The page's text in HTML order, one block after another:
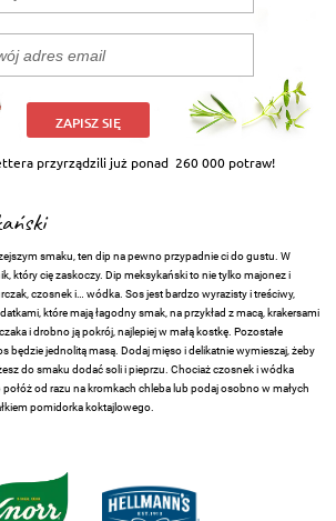
ZAPISZ SIĘ
przyrządzili już ponad 260 000 potraw!
smaku, ten dip na pewno przypadnie ci do gustu. W
który cię zaskoczy. Dip meksykański to nie tylko majonez i
czosnek i… wódka. Sos jest bardzo wyrazisty i treściwy,
które mają łagodny smak, na przykład z macą, krakersami
i drobno ją pokrój, najlepiej w małą kostkę. Pozostałe
będzie jednolitą masą. Dodaj mięso i delikatnie wymieszaj, żeby
do smaku dodać soli i pieprzu. Chociaż czosnek i wódka
od razu na kromkach chleba lub podaj osobno w małych
pomidorka koktajlowego.